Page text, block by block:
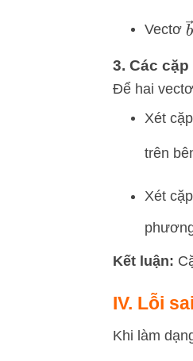
Vectơ b
3. Các
Để hai
Xét cặp
trên
Xét cặp
Kết luận:
IV. Lỗi
Khi làm